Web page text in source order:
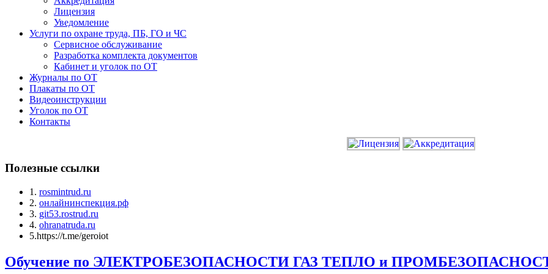
Лицензия
Уведомление
Услуги по охране труда, ПБ, ГО и ЧС
Сервисное обслуживание
Разработка комплекта документов
Кабинет и уголок по ОТ
Журналы по ОТ
Плакаты по ОТ
Видеоинструкции
Уголок по ОТ
Контакты
Полезные ссылки
1. rosmintrud.ru
2. онлайнинспекция.рф
3. git53.rostrud.ru
4. ohranatruda.ru
5.https://t.me/geroiot
Обучение по ЭЛЕКТРОБЕЗОПАСНОСТИ ГАЗ ТЕПЛО и